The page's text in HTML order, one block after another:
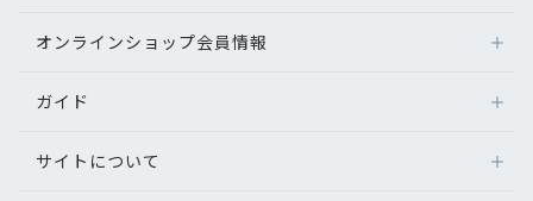
オンラインショップ会員情報
ガイド
サイトについて